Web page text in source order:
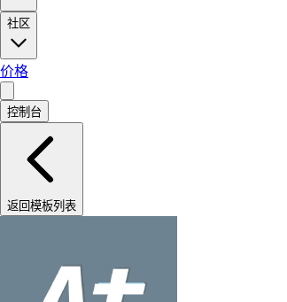
社区
价格
控制台
返回模板列表